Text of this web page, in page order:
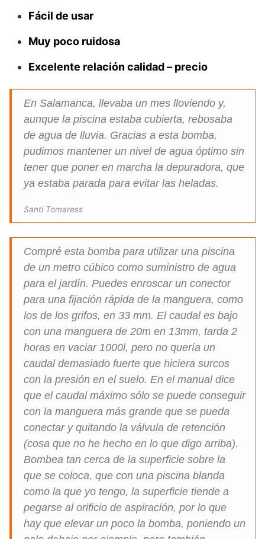
Fácil de usar
Muy poco ruidosa
Excelente relación calidad – precio
En Salamanca, llevaba un mes lloviendo y,
aunque la piscina estaba cubierta, rebosaba
de agua de lluvia. Gracias a esta bomba,
pudimos mantener un nivel de agua óptimo sin
tener que poner en marcha la depuradora, que
ya estaba parada para evitar las heladas.
Santi Tomaress
Compré esta bomba para utilizar una piscina
de un metro cúbico como suministro de agua
para el jardín. Puedes enroscar un conector
para una fijación rápida de la manguera, como
los de los grifos, en 33 mm. El caudal es bajo
con una manguera de 20m en 13mm, tarda 2
horas en vaciar 1000l, pero no quería un
caudal demasiado fuerte que hiciera surcos
con la presión en el suelo. En el manual dice
que el caudal máximo sólo se puede conseguir
con la manguera más grande que se pueda
conectar y quitando la válvula de retención
(cosa que no he hecho en lo que digo arriba).
Bombea tan cerca de la superficie sobre la
que se coloca, que con una piscina blanda
como la que yo tengo, la superficie tiende a
pegarse al orificio de aspiración, por lo que
hay que elevar un poco la bomba, poniendo un